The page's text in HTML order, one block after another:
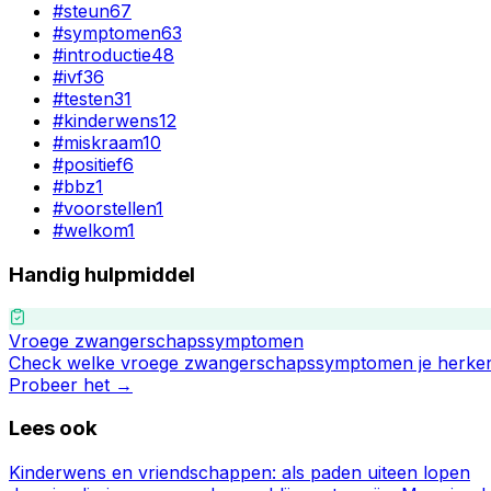
#steun67
#symptomen63
#introductie48
#ivf36
#testen31
#kinderwens12
#miskraam10
#positief6
#bbz1
#voorstellen1
#welkom1
Handig hulpmiddel
Vroege zwangerschapssymptomen
Check welke vroege zwangerschapssymptomen je
Probeer het →
Lees ook
Kinderwens en vriendschappen: als paden uiteen lopen